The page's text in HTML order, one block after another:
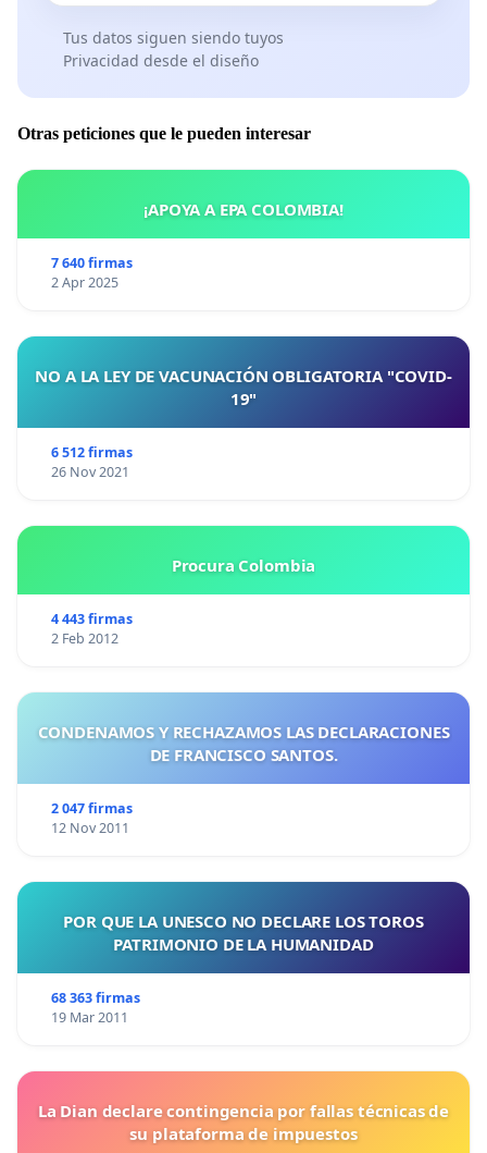
Tus datos siguen siendo tuyos
Privacidad desde el diseño
Otras peticiones que le pueden interesar
¡APOYA A EPA COLOMBIA!
7 640 firmas
2 Apr 2025
NO A LA LEY DE VACUNACIÓN OBLIGATORIA "COVID-
19"
6 512 firmas
26 Nov 2021
Procura Colombia
4 443 firmas
2 Feb 2012
CONDENAMOS Y RECHAZAMOS LAS DECLARACIONES
DE FRANCISCO SANTOS.
2 047 firmas
12 Nov 2011
POR QUE LA UNESCO NO DECLARE LOS TOROS
PATRIMONIO DE LA HUMANIDAD
68 363 firmas
19 Mar 2011
La Dian declare contingencia por fallas técnicas de
su plataforma de impuestos